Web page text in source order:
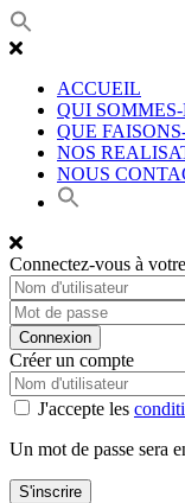
ACCUEIL
QUI
QUE
NOS
NOUS
Connectez-vous à
Connexion
Créer un compte
J'accepte les
Un mot de passe sera
S'inscrire